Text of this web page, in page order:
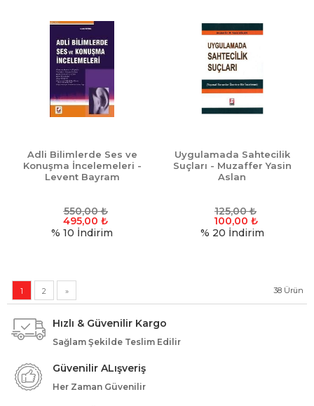
Adli Bilimlerde Ses ve
Konuşma İncelemeleri -
Levent Bayram
550,00₺
495,00 ₺
% 10 İndirim
Uygulamada Sahtecilik
Suçları - Muzaffer Yasin
Aslan
125,00₺
100,00 ₺
% 20 İndirim
38 Ürün
1 2 »
Hızlı & Güvenilir Kargo
Sağlam Şekilde Teslim Edilir
Güvenilir ALışveriş
Her Zaman Güvenilir